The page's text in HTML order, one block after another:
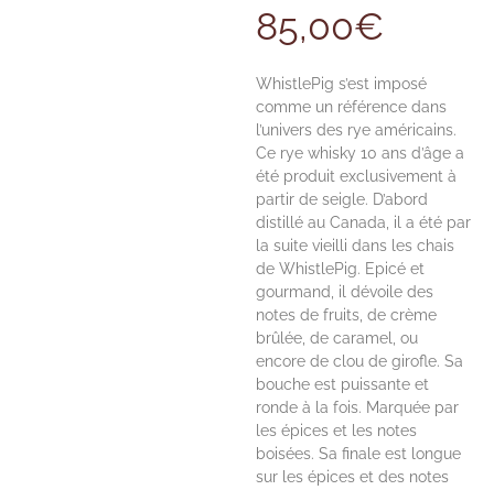
85,00€
WhistlePig s’est imposé
comme un référence dans
l’univers des rye américains.
Ce rye whisky 10 ans d’âge a
été produit exclusivement à
partir de seigle. D’abord
distillé au Canada, il a été par
la suite vieilli dans les chais
de WhistlePig. Epicé et
gourmand, il dévoile des
notes de fruits, de crème
brûlée, de caramel, ou
encore de clou de girofle. Sa
bouche est puissante et
ronde à la fois. Marquée par
les épices et les notes
boisées. Sa finale est longue
sur les épices et des notes